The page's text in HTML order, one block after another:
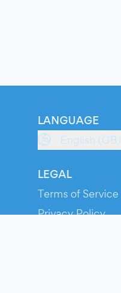
LANGUAGE
English (GB)
LEGAL
Terms of Service
Privacy Policy